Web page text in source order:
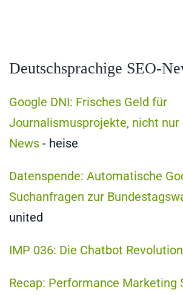
Deutschsprachige SEO-
Google DNI: Frisches Geld für
Journalismusprojekte, nicht nur
News - heise
Datenspende: Automatische
Suchanfragen zur
united
IMP 036: Die Chatbot Revolution
Recap: Performance Marketing